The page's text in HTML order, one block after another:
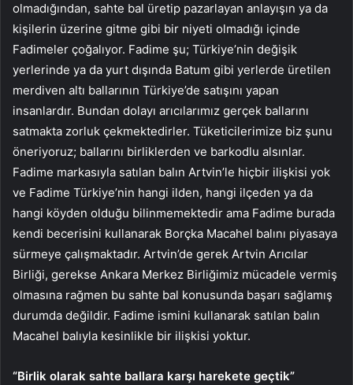
olmadığından, sahte bal üretip pazarlayan anlayışın ya da
kişilerin üzerine gitme gibi bir niyeti olmadığı içinde
Fadimeler çoğalıyor. Fadime şu; Türkiye’nin değişik
yerlerinde ya da yurt dışında Batum gibi yerlerde üretilen
merdiven altı ballarının Türkiye’de satışını yapan
insanlardır. Bundan dolayı arıcılarımız gerçek ballarını
satmakta zorluk çekmektedirler. Tüketicilerimize biz şunu
öneriyoruz; ballarını birliklerden ve barkodlu alsınlar.
Fadime markasıyla satılan balın Artvin’le hiçbir ilişkisi yok
ve Fadime Türkiye’nin hangi ilden, hangi ilçeden ya da
hangi köyden olduğu bilinmemektedir ama Fadime burada
kendi becerisini kullanarak Borçka Macahel balını piyasaya
sürmeye çalışmaktadır. Artvin’de gerek Artvin Arıcılar
Birliği, gerekse Ankara Merkez Birliğimiz mücadele vermiş
olmasına rağmen bu sahte bal konusunda başarı sağlamış
durumda değildir. Fadime ismini kullanarak satılan balın
Macahel balıyla kesinlikle bir ilişkisi yoktur.
“Birlik olarak sahte ballara karşı harekete geçtik”